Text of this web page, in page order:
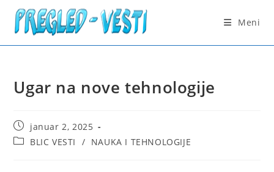
content
Meni
Ugar na nove tehnologije
Post
published:
januar 2, 2025
PostBLIC VESTI / NAUKA I TEHNOLOGIJE